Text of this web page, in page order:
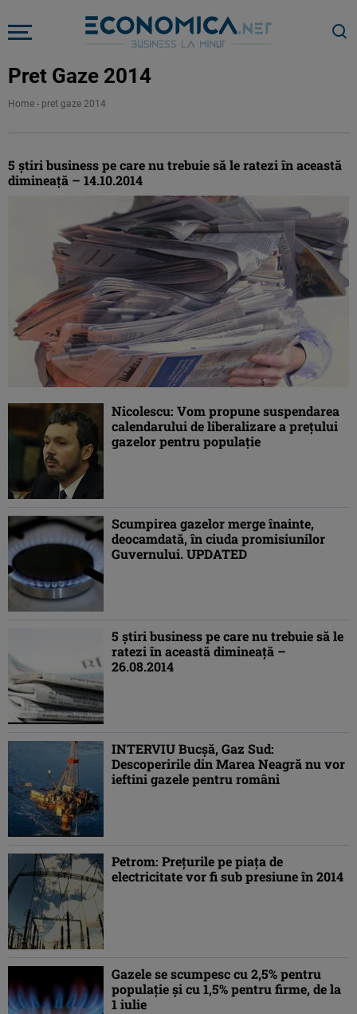
Pret Gaze 2014
Home - pret gaze 2014
5 ştiri business pe care nu trebuie să le ratezi în această
dimineaţă – 14.10.2014
Nicolescu: Vom propune suspendarea
calendarului de liberalizare a preţului
gazelor pentru populaţie
Scumpirea gazelor merge înainte,
deocamdată, în ciuda promisiunilor
Guvernului. UPDATED
5 ştiri business pe care nu trebuie să le
ratezi în această dimineaţă –
26.08.2014
INTERVIU Bucşă, Gaz Sud:
Descoperirile din Marea Neagră nu vor
ieftini gazele pentru români
Petrom: Preţurile pe piaţa de
electricitate vor fi sub presiune în 2014
Gazele se scumpesc cu 2,5% pentru
populaţie şi cu 1,5% pentru firme, de la
1 iulie